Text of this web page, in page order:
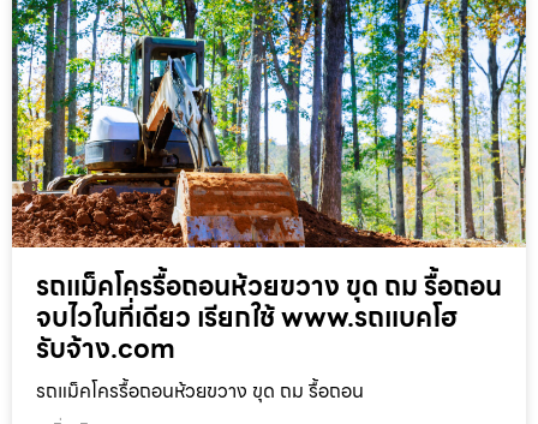
รถแม็คโครรื้อถอนห้วยขวาง ขุด ถม รื้อถอน
จบไวในที่เดียว เรียกใช้ www.รถแบคโฮ
รับจ้าง.com
รถแม็คโครรื้อถอนห้วยขวาง ขุด ถม รื้อถอน